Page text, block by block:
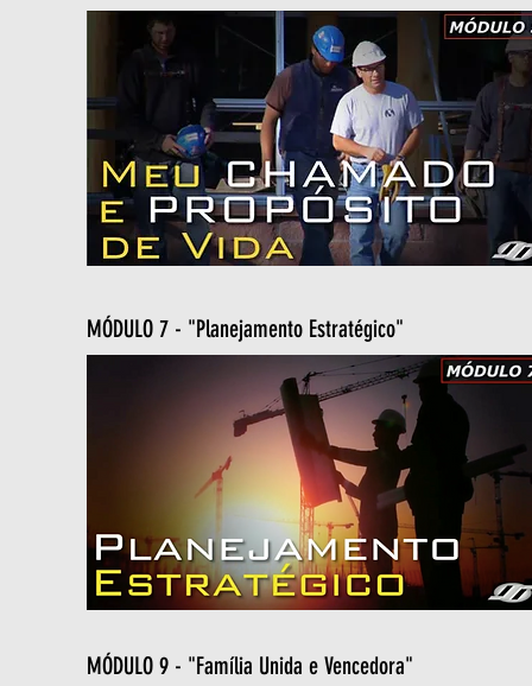
MÓDULO 7 - "Planejamento Estratégico"
MÓDULO 9 - "Família Unida e Vencedora"